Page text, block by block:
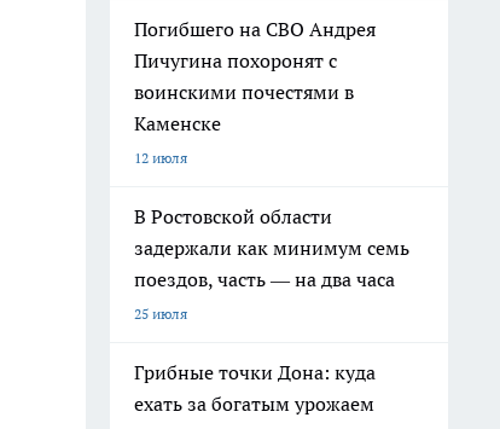
Погибшего на СВО Андрея
Пичугина похоронят с
воинскими почестями в
Каменске
12 июля
В Ростовской области
задержали как минимум семь
поездов, часть — на два часа
25 июля
Грибные точки Дона: куда
ехать за богатым урожаем